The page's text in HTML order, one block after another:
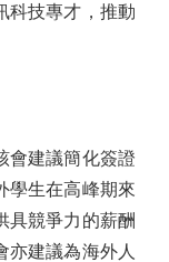
科技專才，推動
建議簡化簽證
學生在高峰期來
具競爭力的薪酬
亦建議為海外人